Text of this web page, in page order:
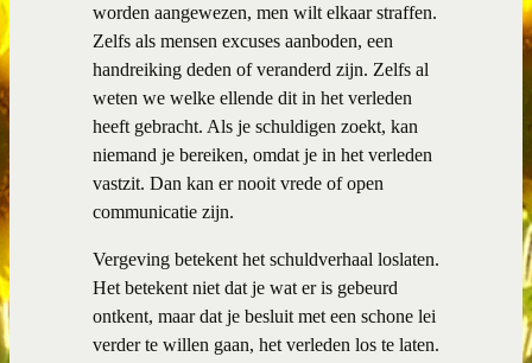
worden aangewezen, men wilt elkaar straffen.
Zelfs als mensen excuses aanboden, een
handreiking deden of veranderd zijn. Zelfs al
weten we welke ellende dit in het verleden
heeft gebracht. Als je schuldigen zoekt, kan
niemand je bereiken, omdat je in het verleden
vastzit. Dan kan er nooit vrede of open
communicatie zijn.
Vergeving betekent het schuldverhaal loslaten.
Het betekent niet dat je wat er is gebeurd
ontkent, maar dat je besluit met een schone lei
verder te willen gaan, het verleden los te laten.